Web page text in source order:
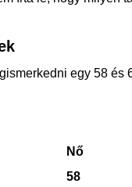
egy 58 és
Nő
58